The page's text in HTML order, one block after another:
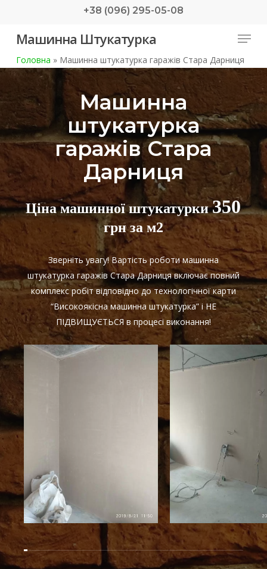
main
+38 (096) 295-05-08
Машинна Штукатурка Menu
Головна »Машинна штукатурка гаражів Стара Дарниця
Машинна
штукатурка
гаражів Стара
Дарниця
Ціна машинної штукатурки350
грн за м2
Зверніть увагу! Вартість роботи машинна
штукатурка гаражів Стара Дарниця включає повний
комплекс робіт відповідно до технологічної карти
“Високоякісна машинна штукатурка” і НЕ
ПІДВИЩУЄТЬСЯ в процесі виконання!